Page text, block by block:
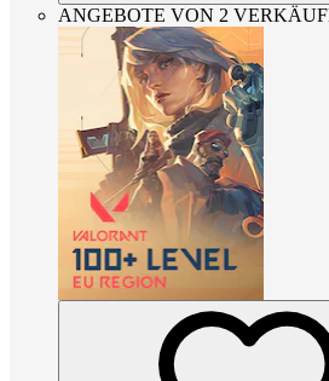
ANGEBOTE VON 2